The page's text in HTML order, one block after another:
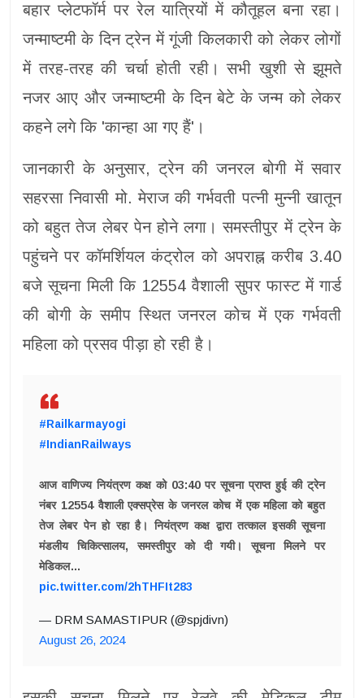
बहार प्लेटफॉर्म पर रेल यात्रियों में कौतूहल बना रहा।
जन्माष्टमी के दिन ट्रेन में गूंजी किलकारी को लेकर लोगों
में तरह-तरह की चर्चा होती रही। सभी खुशी से झूमते
नजर आए और जन्माष्टमी के दिन बेटे के जन्म को लेकर
कहने लगे कि 'कान्हा आ गए हैं'।
जानकारी के अनुसार, ट्रेन की जनरल बोगी में सवार
सहरसा निवासी मो. मेराज की गर्भवती पत्नी मुन्नी खातून
को बहुत तेज लेबर पेन होने लगा। समस्तीपुर में ट्रेन के
पहुंचने पर कॉमर्शियल कंट्रोल को अपराह्न करीब 3.40
बजे सूचना मिली कि 12554 वैशाली सुपर फास्ट में गार्ड
की बोगी के समीप स्थित जनरल कोच में एक गर्भवती
महिला को प्रसव पीड़ा हो रही है।
#Railkarmayogi
#IndianRailways
आज वाणिज्य नियंत्रण कक्ष को 03:40 पर सूचना प्राप्त हुई की ट्रेन
नंबर 12554 वैशाली एक्सप्रेस के जनरल कोच में एक महिला को बहुत
तेज लेबर पेन हो रहा है। नियंत्रण कक्ष द्वारा तत्काल इसकी सूचना
मंडलीय चिकित्सालय, समस्तीपुर को दी गयी। सूचना मिलने पर
मेडिकल…
pic.twitter.com/2hTHFIt283
— DRM SAMASTIPUR (@spjdivn)
August 26, 2024